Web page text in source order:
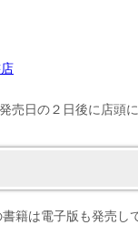
売日の２日後に店頭
籍は電子版も発売し